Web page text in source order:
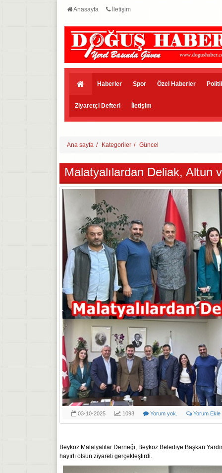
Anasayfa İletişim
Haberler Spor Özel Haberler
Ziyaretçi Defteri İletişim
Ana sayfa Kategoriler Güncel
Malatyalılardan Deliak, Altun
03-10-2025 1093 Yorum yok. Yorum Ekle
Beykoz Malatyalılar Derneği, Beykoz Belediye Başkan
hayırlı olsun ziyareti gerçekleştirdi.